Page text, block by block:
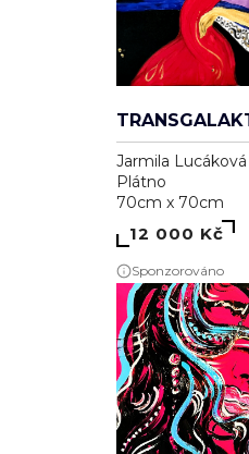
Jarmila Lucáková
Plátno
70cm x 70cm
12 000 Kč
Sponzorováno